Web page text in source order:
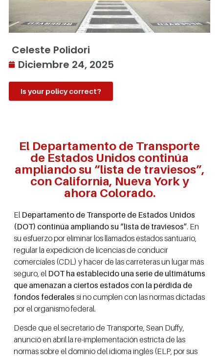
Celeste Polidori
Diciembre 24, 2025
Is your policy correct?
El Departamento de Transporte
de Estados Unidos continúa
ampliando su “lista de traviesos”,
con California, Nueva York y
ahora Colorado.
El Departamento de Transporte de Estados Unidos
(DOT) continúa ampliando su “lista de traviesos”. En
su esfuerzo por eliminar los llamados estados santuario,
regular la expedición de licencias de conducir
comerciales (CDL) y hacer de las carreteras un lugar más
seguro, el DOT ha establecido una serie de ultimátums
que amenazan a ciertos estados con la pérdida de
fondos federales si no cumplen con las normas dictadas
por el organismo federal.
Desde que el secretario de Transporte, Sean Duffy,
anunció en abril la re-implementación estricta de las
normas sobre el dominio del idioma inglés (ELP, por sus